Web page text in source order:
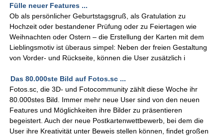
Fülle neuer Features ...
Ob als persönlicher Geburtstagsgruß, als Gratulation zu
Hochzeit oder bestandener Prüfung oder zu Feiertagen wie
Weihnachten oder Ostern – die Erstellung der Karten mit dem
Lieblingsmotiv ist überaus simpel: Neben der freien Gestaltung
von Vorder- und Rückseite, können die User zusätzlich i
Das 80.000ste Bild auf Fotos.sc ...
Fotos.sc, die 3D- und Fotocommunity zählt diese Woche ihr
80.000stes Bild. Immer mehr neue User sind von den neuen
Features und Möglichkeiten ihre Bilder zu präsentieren
begeistert. Auch der neue Postkartenwettbewerb, bei dem die
User ihre Kreativität unter Beweis stellen können, findet großen